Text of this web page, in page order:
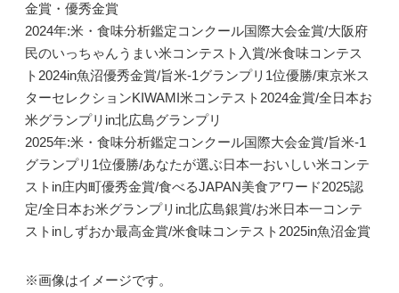
金賞・優秀金賞
2024年:米・食味分析鑑定コンクール国際大会金賞/大阪府
民のいっちゃんうまい米コンテスト入賞/米食味コンテス
ト2024in魚沼優秀金賞/旨米-1グランプリ1位優勝/東京米ス
ターセレクションKIWAMI米コンテスト2024金賞/全日本お
米グランプリin北広島グランプリ
2025年:米・食味分析鑑定コンクール国際大会金賞/旨米-1
グランプリ1位優勝/あなたが選ぶ日本一おいしい米コンテ
ストin庄内町優秀金賞/食べるJAPAN美食アワード2025認
定/全日本お米グランプリin北広島銀賞/お米日本一コンテ
ストinしずおか最高金賞/米食味コンテスト2025in魚沼金賞
※画像はイメージです。